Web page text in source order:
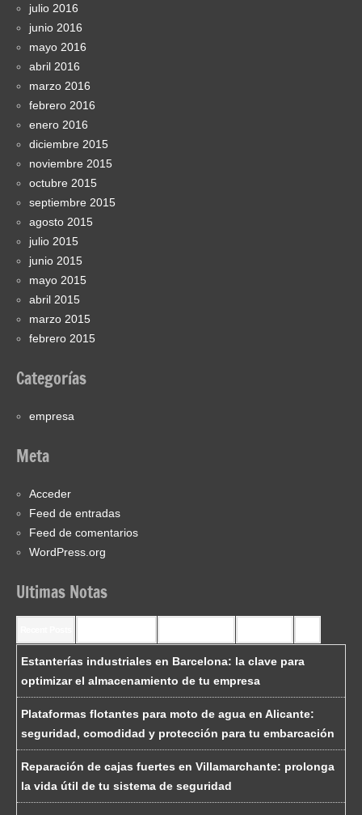
julio 2016
junio 2016
mayo 2016
abril 2016
marzo 2016
febrero 2016
enero 2016
diciembre 2015
noviembre 2015
octubre 2015
septiembre 2015
agosto 2015
julio 2015
junio 2015
mayo 2015
abril 2015
marzo 2015
febrero 2015
Categorías
empresa
Meta
Acceder
Feed de entradas
Feed de comentarios
WordPress.org
Ultimas Notas
Estanterías industriales en Barcelona: la clave para
optimizar el almacenamiento de tu empresa
Plataformas flotantes para moto de agua en Alicante:
seguridad, comodidad y protección para tu embarcación
Reparación de cajas fuertes en Villamarchante: prolonga
la vida útil de tu sistema de seguridad